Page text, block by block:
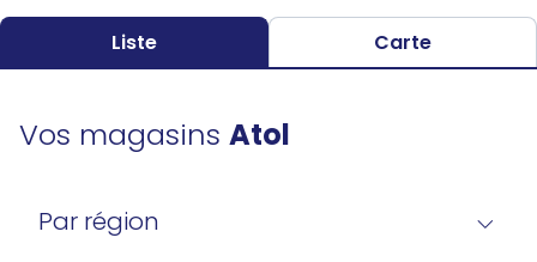
Liste Carte
Vos magasins Atol
Par région